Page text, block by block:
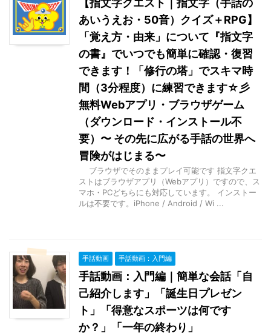
あいうえお・50音）クイズ＋RPG】
「覚え方・由来」について『指文字
の書』でいつでも簡単に確認・復習
できます！「修行の塔」でスキマ時
間（3分程度）に練習できます☆彡
無料Webアプリ・ブラウザゲーム
（ダウンロード・インストール不
要）〜 その先に広がる手話の世界へ
冒険がはじまる〜
ブラウザでそのままプレイ可能です 指文字クエ
ストはブラウザアプリ（Webアプリ）ですので、ス
マホ・PCどちらにも対応しています。 インストー
ルは不要です。iPhone / Android / Wi ...
手話動画 手話動画：入門編
手話動画：入門編｜簡単な会話「自
己紹介します」「誕生日プレゼン
ト」「得意なスポーツは何です
か？」「一年の終わり」